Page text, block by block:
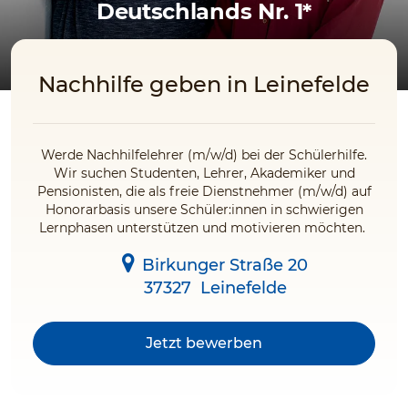
Deutschlands Nr. 1*
Nachhilfe geben in Leinefelde
Werde Nachhilfelehrer (m/w/d) bei der Schülerhilfe.
Wir suchen Studenten, Lehrer, Akademiker und
Pensionisten, die als freie Dienstnehmer (m/w/d) auf
Honorarbasis unsere Schüler:innen in schwierigen
Lernphasen unterstützen und motivieren möchten.
Birkunger Straße 20
37327 Leinefelde
Jetzt bewerben